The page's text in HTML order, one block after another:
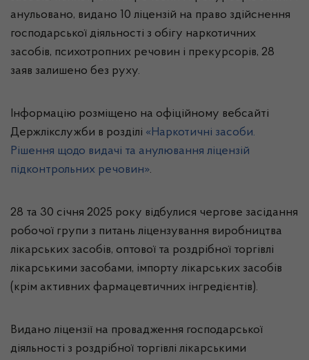
анульовано, видано 10 ліцензій на право здійснення
господарської діяльності з обігу наркотичних
засобів, психотропних речовин і прекурсорів, 28
заяв залишено без руху.
Інформацію розміщено на офіційному вебсайті
Держлікслужби в розділі «Наркотичні засоби.
Рішення щодо видачі та анулювання ліцензій
підконтрольних речовин».
28 та 30 січня 2025 року відбулися чергове засідання
робочої групи з питань ліцензування виробництва
лікарських засобів, оптової та роздрібної торгівлі
лікарськими засобами, імпорту лікарських засобів
(крім активних фармацевтичних інгредієнтів).
Видано ліцензії на провадження господарської
діяльності з роздрібної торгівлі лікарськими